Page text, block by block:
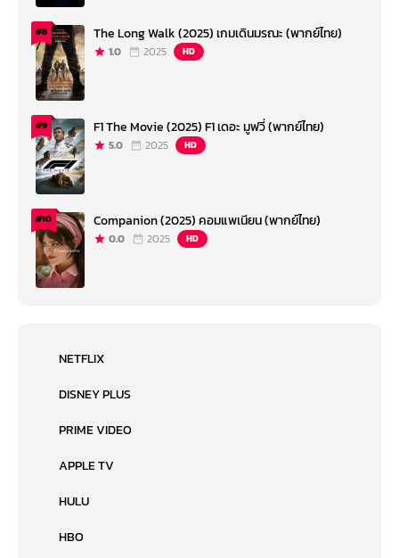
#8 The Long Walk (2025) เกมเดินมรณะ (พากย์ไทย)
1.0 2025 HD
#9 F1 The Movie (2025) F1 เดอะ มูฟวี่ (พากย์ไทย)
5.0 2025 HD
#10 Companion (2025) คอมแพเนียน (พากย์ไทย)
0.0 2025 HD
NETFLIX
DISNEY PLUS
PRIME VIDEO
APPLE TV
HULU
HBO